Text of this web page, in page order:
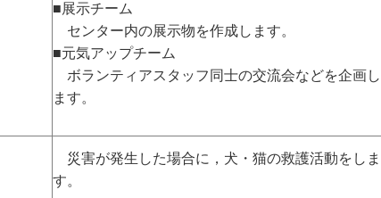
■展示チーム
センター内の展示物を作成します。
■元気アップチーム
ボランティアスタッフ同士の交流会などを企画し
ます。
災害が発生した場合に，犬・猫の救護活動をしま
す。